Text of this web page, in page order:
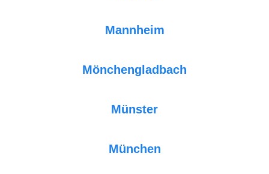
Mannheim
Mönchengladbach
Münster
München